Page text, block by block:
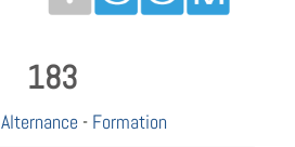
183
Alternance - Formation